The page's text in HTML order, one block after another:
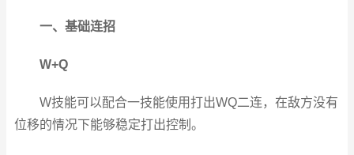
一、基础连招
W+Q
W技能可以配合一技能使用打出WQ二连，在敌方没有
位移的情况下能够稳定打出控制。